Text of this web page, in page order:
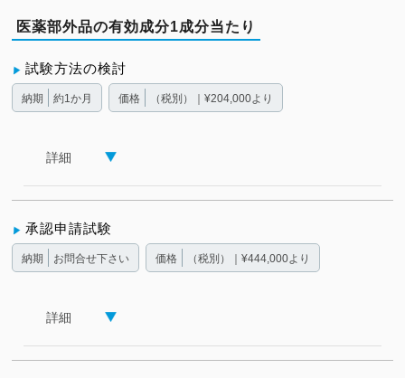
医薬部外品の有効成分1成分当たり
試験方法の検討
納期 約1か月 価格 （税別）｜¥204,000より
詳細
承認申請試験
納期 お問合せ下さい 価格 （税別）｜¥444,000より
詳細